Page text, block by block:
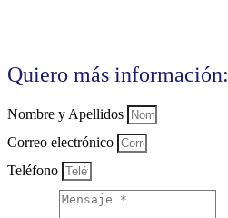
Quiero más información:
Nombre y Apellidos
Correo electrónico
Teléfono